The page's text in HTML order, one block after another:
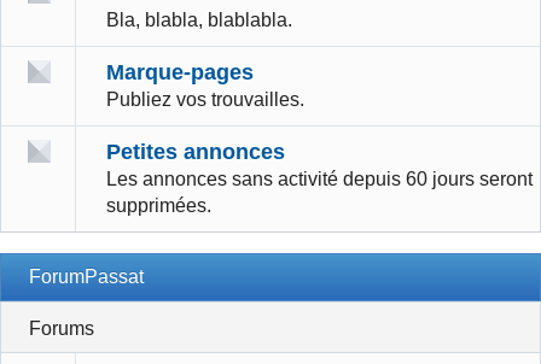
Bla, blabla, blablabla.
Marque-pages
Publiez vos trouvailles.
Petites annonces
Les annonces sans activité depuis 60 jours seront
supprimées.
ForumPassat
Forums